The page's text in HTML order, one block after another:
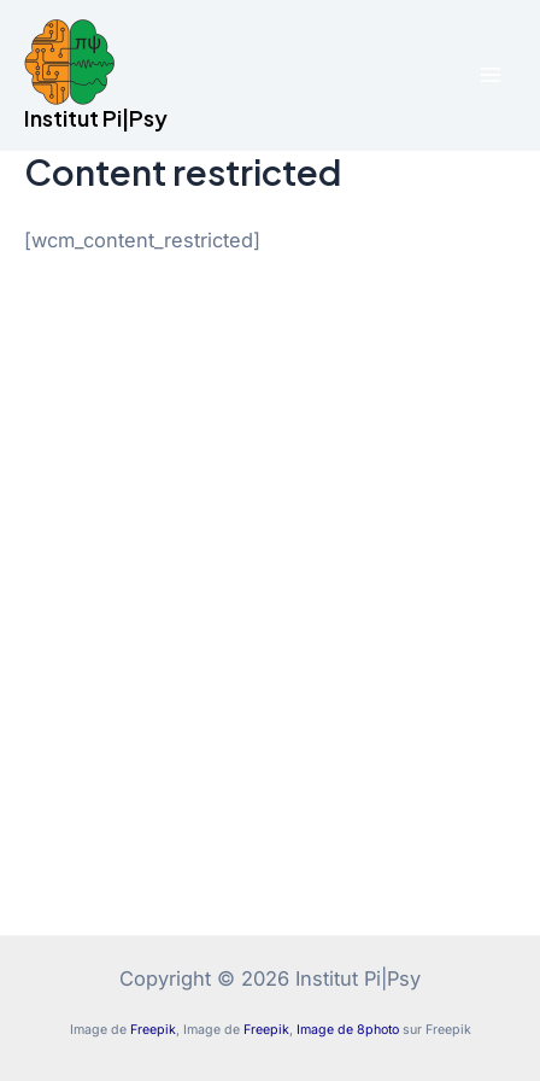
contenu
Institut Pi|Psy
Content restricted
[wcm_content_restricted]
Copyright © 2026 Institut Pi|Psy
Image de Freepik, Image de Freepik, Image de 8photosur Freepik